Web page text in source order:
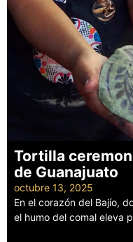
Tortilla
de Guanajuato
octubre 13, 2025
En el corazón del Bajío,
el humo del comal eleva